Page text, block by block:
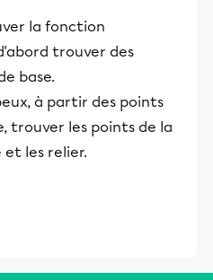
la fonction
trouver des
base.
à partir des points
trouver les points de la
les relier.